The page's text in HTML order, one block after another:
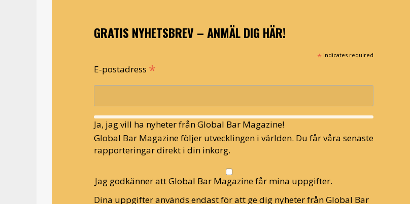
GRATIS NYHETSBREV – ANMÄL DIG HÄR!
* indicates required
E-postadress *
Ja, jag vill ha nyheter från Global Bar Magazine!
Global Bar Magazine följer utvecklingen i världen. Du får våra senaste
rapporteringar direkt i din inkorg.
Jag godkänner att Global Bar Magazine får mina uppgifter.
Dina uppgifter används endast för att ge dig nyheter från Global Bar